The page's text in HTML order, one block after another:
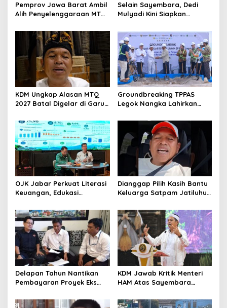
Pemprov Jawa Barat Ambil
Alih Penyelenggaraan MTQ
Jadi Tuan Rumah
Selain Sayembara, Dedi
Mulyadi Kini Siapkan
Sebarkan Lokasi Penjualan
Narkotika
KDM Ungkap Alasan MTQ
2027 Batal Digelar di Garut,
Groundbreaking TPPAS
Legok Nangka Lahirkan
Penyelesaian Sampah
Bandung Raya
OJK Jabar Perkuat Literasi
Keuangan, Edukasi
Pertumbuhan Ekonomi
Dianggap Pilih Kasih Bantu
Keluarga Satpam Jatiluhur
Penjelasan Dedi Mulyadi
Delapan Tahun Nantikan
Pembayaran Proyek Eks
Tasikmalaya Akui Merugi 3,9
KDM Jawab Kritik Menteri
HAM Atas Sayembara
Pelaku Kejahatan